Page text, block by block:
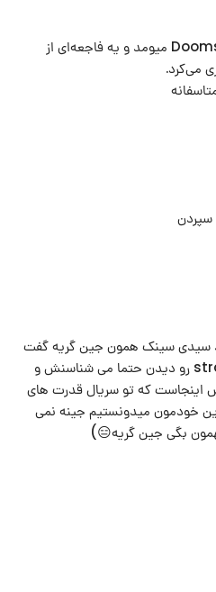
ای کاش شانگچی ۲ قبل از Doomsday میومد و یه فاجعه‌ای از
می‌کرد.
سیدی سینک همون جین گریه گفت
اونایی که سریال strange things رو دیدن حتما می شناسنش و
اینجاست که تو سریال قدرت های
خودمون میدونستیم جینه نمی
بهمون بگی جین گریه😑)